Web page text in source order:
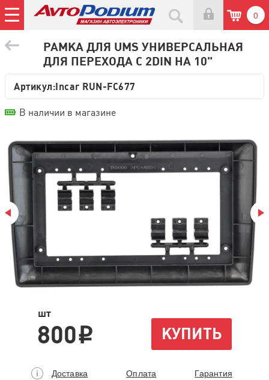
0
РАМКА ДЛЯ UMS УНИВЕРСАЛЬНАЯ
ДЛЯ ПЕРЕХОДА С 2DIN НА 10"
Артикул:Incar RUN-FC677
шт
800i КУПИТЬ
Доставка Оплата Гарантия
В наличии в магазине